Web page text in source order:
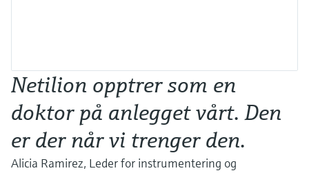
Netilion opptrer som en
doktor på anlegget vårt. Den
er der når vi trenger den.
Alicia Ramirez, Leder for instrumentering og